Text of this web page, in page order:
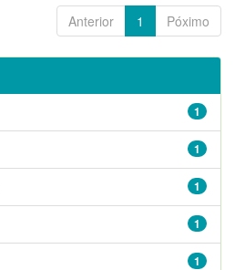
Anterior 1 Póximo
1
1
1
1
1